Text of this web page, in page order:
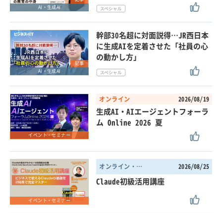
AI・生成AI
記事
AI・生成AI
幹部30名超に対面説得…JR西日本
に生成AIを定着させた「社員の心
の動かし方」
イベント・セミナー
オンライン 2026/08/19
生成AI・AIエージェントフォーラ
ム Online 2026 夏
イベント・セミナー
オンライン・東京都 2026/08/25
Claude初級活用講座